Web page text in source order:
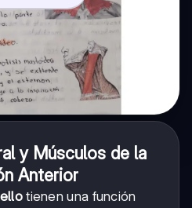
y Músculos de la
Anterior
tienen una función